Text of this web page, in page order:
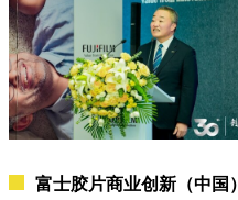
资
源
农
业
与
制
业
富士胶片商业创新（中国